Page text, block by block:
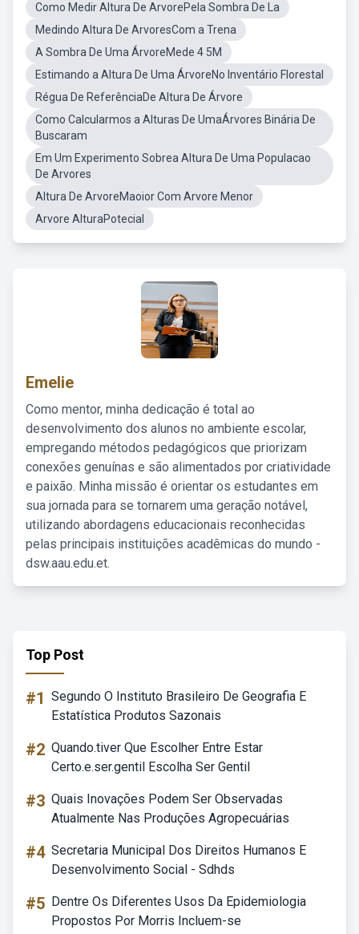
Como Medir Altura De ArvorePela Sombra De La
Medindo Altura De ArvoresCom a Trena
A Sombra De Uma ÁrvoreMede 4 5M
Estimando a Altura De Uma ÁrvoreNo Inventário Florestal
Régua De ReferênciaDe Altura De Árvore
Como Calcularmos a Alturas De UmaÁrvores Binária De
Buscaram
Em Um Experimento Sobrea Altura De Uma Populacao
De Arvores
Altura De ArvoreMaoior Com Arvore Menor
Arvore AlturaPotecial
Emelie
Como mentor, minha dedicação é total ao
desenvolvimento dos alunos no ambiente escolar,
empregando métodos pedagógicos que priorizam
conexões genuínas e são alimentados por criatividade
e paixão. Minha missão é orientar os estudantes em
sua jornada para se tornarem uma geração notável,
utilizando abordagens educacionais reconhecidas
pelas principais instituições acadêmicas do mundo -
dsw.aau.edu.et.
Top Post
#1 Segundo O Instituto Brasileiro De Geografia E
Estatística Produtos Sazonais
#2 Quando.tiver Que Escolher Entre Estar
Certo.e.ser.gentil Escolha Ser Gentil
#3 Quais Inovações Podem Ser Observadas
Atualmente Nas Produções Agropecuárias
#4 Secretaria Municipal Dos Direitos Humanos E
Desenvolvimento Social - Sdhds
#5 Dentre Os Diferentes Usos Da Epidemiologia
Propostos Por Morris Incluem-se